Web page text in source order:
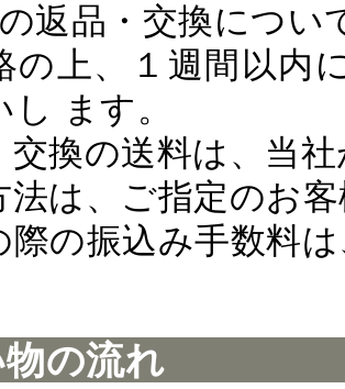
返品・交換につい
の上、１週間以
ます。
交換の送料は、当
法は、ご指定のお
際の振込み手数料
の流れ